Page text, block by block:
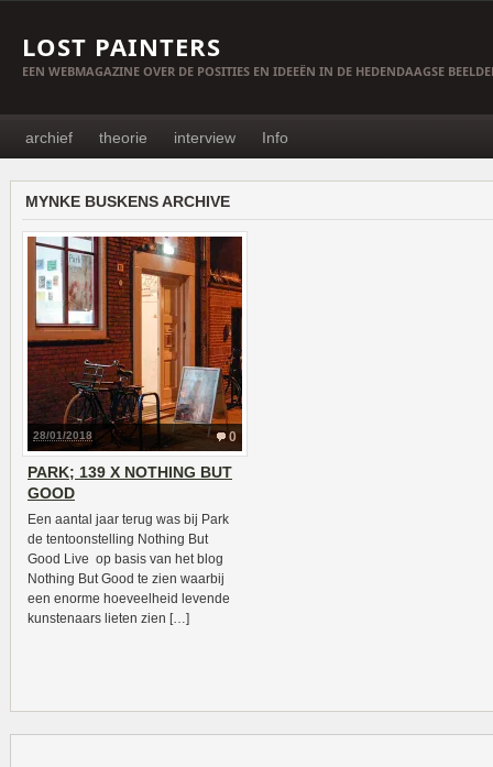
LOST PAINTERS
EEN WEBMAGAZINE OVER DE POSITIES EN IDEEËN IN DE HEDENDAAGSE
archief theorie interview Info
MYNKE BUSKENS ARCHIVE
0
28/01/2018
PARK; 139 X NOTHING BUT
GOOD
Een aantal jaar terug was bij Park
de tentoonstelling Nothing But
Good Live op basis van het blog
Nothing But Good te zien waarbij
een enorme hoeveelheid levende
kunstenaars lieten zien […]